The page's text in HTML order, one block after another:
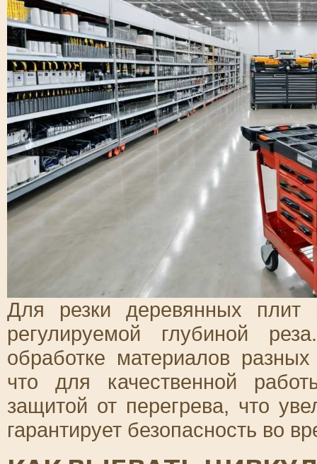
Для резки деревянных плит
регулируемой глубиной
обработке материалов
что для качественной
защитой от перегрева, что
гарантирует безопасность во